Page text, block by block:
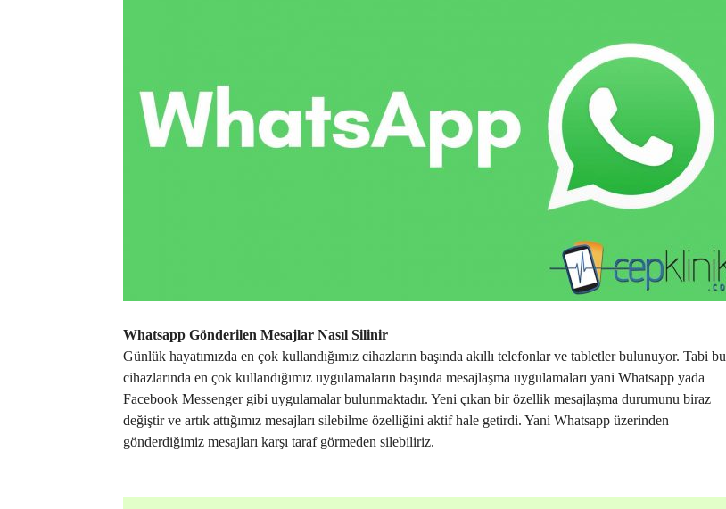
Whatsapp Gönderilen Mesajlar Nasıl Silinir
Günlük hayatımızda en çok kullandığımız cihazların başında akıllı telefonlar ve tabletler bulunuyor. Tabi bu
cihazlarında en çok kullandığımız uygulamaların başında mesajlaşma uygulamaları yani Whatsapp yada
Facebook Messenger gibi uygulamalar bulunmaktadır. Yeni çıkan bir özellik mesajlaşma durumunu biraz
değiştir ve artık attığımız mesajları silebilme özelliğini aktif hale getirdi. Yani Whatsapp üzerinden
gönderdiğimiz mesajları karşı taraf görmeden silebiliriz.